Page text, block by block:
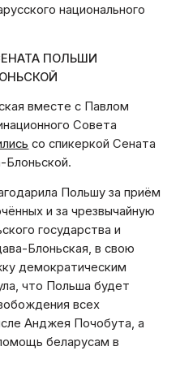
национального
ПОЛЬШИ
вместе с Павлом
Совета
со спикеркой Сената
Польшу за приём
и за чрезвычайную
государства и
Блоньская, в свою
демократическим
что Польша будет
всех
Анджея Почобута, а
беларусам в